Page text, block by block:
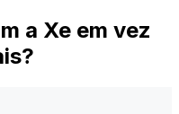
a Xe em vez